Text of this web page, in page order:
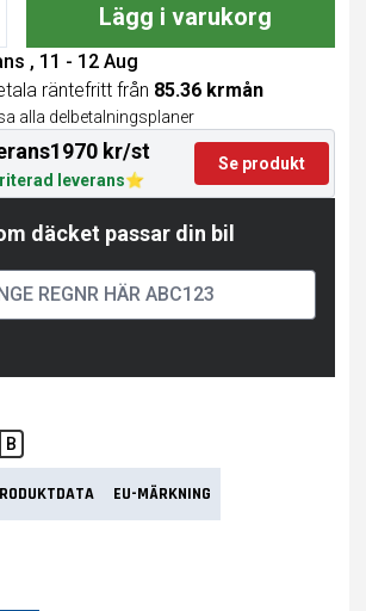
Lägg i varukorg
, 11 - 12 Aug
räntefritt från 85.36 krmån
alla delbetalningsplaner
1970 kr/st
leverans
Se produkt
däcket passar din bil
B
EU-MÄRKNING